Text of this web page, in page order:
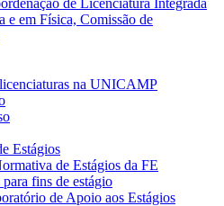
de Licenciatura Integrada
e em Física, Comissão de
na UNICAMP
Estágios
de Estágios da FE
fins de estágio
de Apoio aos Estágios